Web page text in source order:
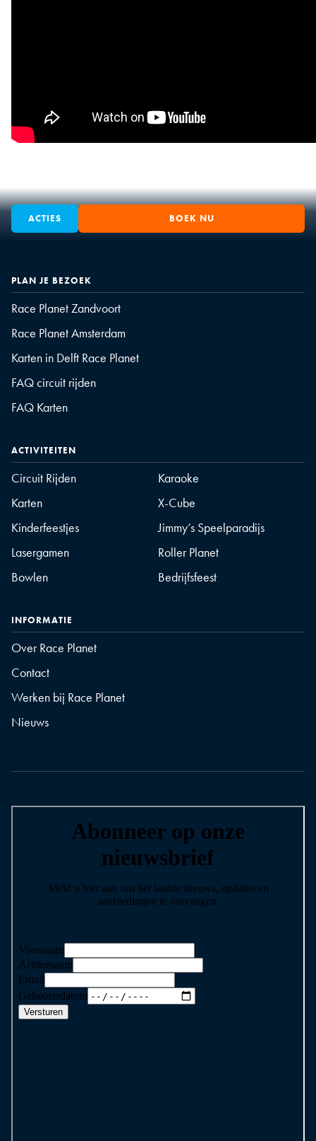
ACTIES BOEK NU
PLAN JE BEZOEK
Race Planet Zandvoort
Race Planet Amsterdam
Karten in Delft Race Planet
FAQ circuit rijden
FAQ Karten
ACTIVITEITEN
Circuit Rijden
Karaoke
Karten
X-Cube
Kinderfeestjes
Jimmy’s Speelparadijs
Lasergamen
Roller Planet
Bowlen
Bedrijfsfeest
INFORMATIE
Over Race Planet
Contact
Werken bij Race Planet
Nieuws